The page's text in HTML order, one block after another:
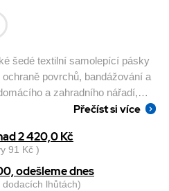
šedé textilní samolepící pásky
povrchů, bandážování a
a zahradního nářadí,
Přečíst si více
2 420,0 Kč
91 Kč )
odešleme dnes
lhůtách)